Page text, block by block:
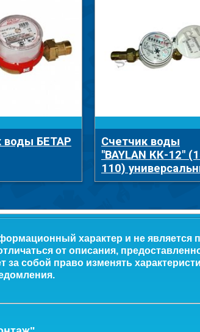
воды БЕТАР
Счетчик воды
"BAYLAN КК-12"
110)
характер и не
от описания,
за собой право изменять